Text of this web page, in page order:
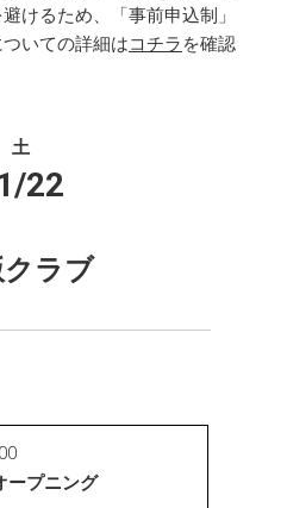
けるため、「事前申込制」
いての詳細はコチラ を確認
土
22
ラブ
ープニング